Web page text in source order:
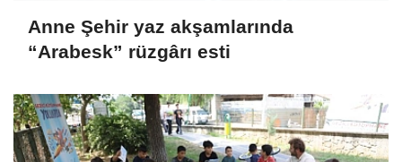
Anne Şehir yaz akşamlarında
“Arabesk” rüzgârı esti